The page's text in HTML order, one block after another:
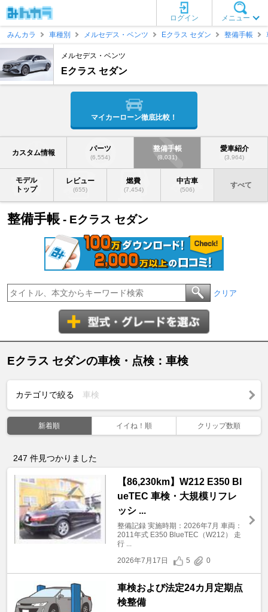
メニュー
ログイン
みんカラ
車種別 メルセデス・ベンツ Eクラス セダン 整備手帳
メルセデス・ベンツ
Eクラス セダン
マイカーローン徹底比較！
カスタム情報 パーツ
(6,554)
整備手帳
(8,031)
愛車紹介
(3,964)
モデル
トップ
レビュー
(655)
燃費
(7,454)
中古車
(506)
すべて
整備手帳 - Eクラス セダン
クリア
Eクラス セダンの車検・点検：車検
カテゴリで絞る 車検
新着順 イイね！順 クリップ数順
247 件見つかりました
【86,230km】W212 E350 Bl
ueTEC 車検・大規模リフレ
ッシ ...
整備記録 実施時期：2026年7月 車両：
2011年式 E350 BlueTEC（W212） 走
行 ...
2026年7月17日
5 0
車検および法定24カ月定期点
検整備